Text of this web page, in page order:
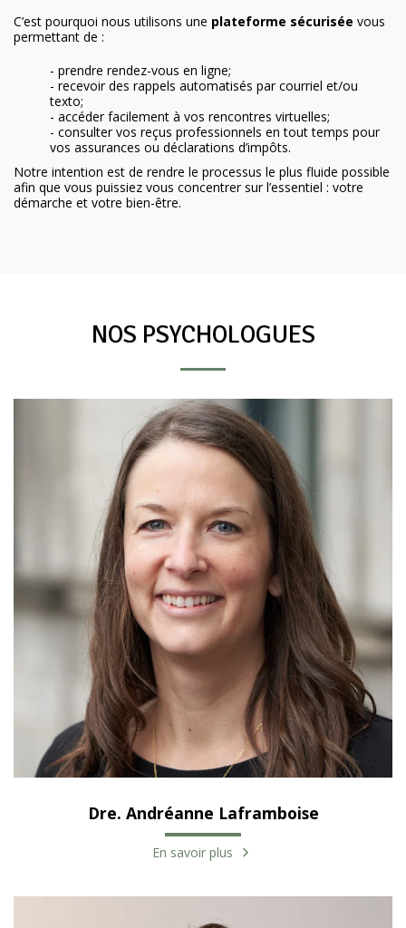
C’est pourquoi nous utilisons une plateforme sécurisée vous
permettant de :
- prendre rendez-vous en ligne;
- recevoir des rappels automatisés par courriel et/ou
texto;
- accéder facilement à vos rencontres virtuelles;
- consulter vos reçus professionnels en tout temps pour
vos assurances ou déclarations d’impôts.
Notre intention est de rendre le processus le plus fluide possible
afin que vous puissiez vous concentrer sur l’essentiel : votre
démarche et votre bien-être.
NOS PSYCHOLOGUES
Dre. Andréanne Laframboise
En savoir plus